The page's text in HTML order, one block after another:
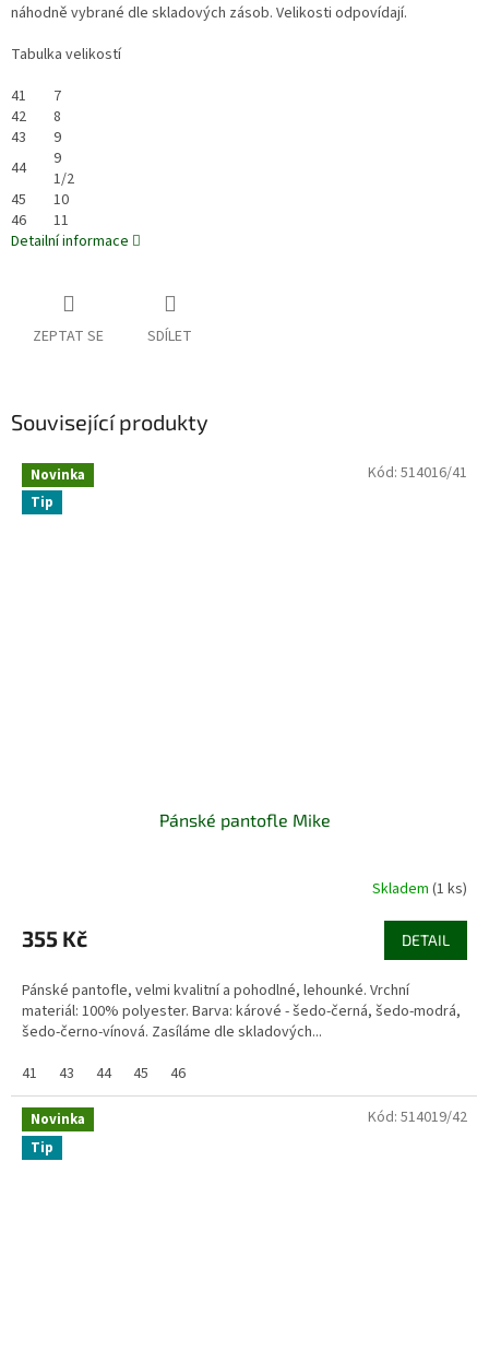
náhodně vybrané dle skladových zásob. Velikosti odpovídají.
Tabulka velikostí
41
7
42
8
43
9
44
9
1/2
45
10
46
11
Detailní informace
ZEPTAT SE SDÍLET
Související produkty
Novinka
Tip
Pánské pantofle Mike
Skladem (1 ks)
355 Kč DETAIL
Pánské pantofle, velmi kvalitní a pohodlné, lehounké. Vrchní
materiál: 100% polyester. Barva: kárové - šedo-černá, šedo-modrá,
šedo-černo-vínová. Zasíláme dle skladových...
41
43 44 45 46
Kód: 514016/41
Novinka
Tip
Kód: 514019/42